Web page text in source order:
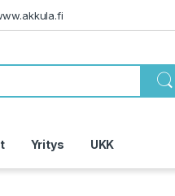
Yritys UKK